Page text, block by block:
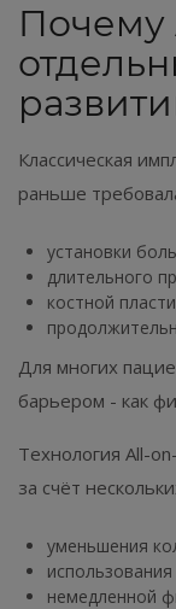
Почему
Классическая
раньше
установки
длительного
костной
Для многих
барьером - как
Технология All-
за счёт
уменьшения
немедленной